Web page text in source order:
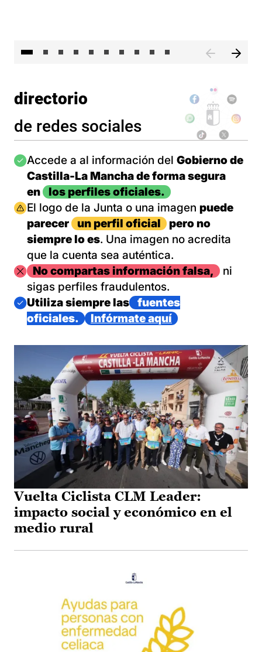
directorio
de redes sociales
Imagen
Accede a al información del Gobierno de
Castilla-La Mancha de forma segura
en
los perfiles oficiales.
Imagen
El logo de la Junta o una imagen puede
parecer
un perfil oficial
pero no
siempre lo es. Una imagen no acredita
que la cuenta sea auténtica.
ImagenNo compartas información falsa,
ni
sigas perfiles fraudulentos.
Imagen
Utiliza siempre las
fuentes
oficiales.
Infórmate aquí
Vuelta Ciclista CLM Leader:
impacto social y económico en el
medio rural